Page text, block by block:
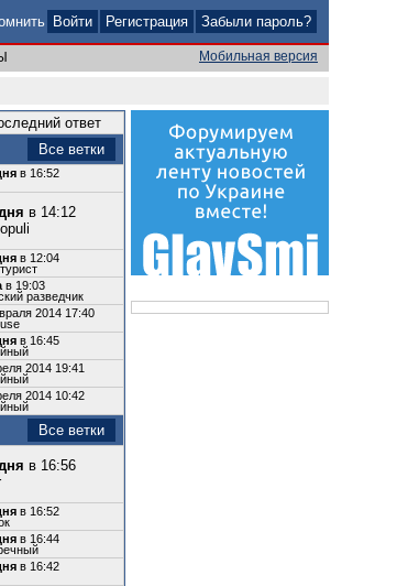
Регистрация Забыли пароль?
Мобильная версия
ответ
Все ветки
в 16:52
в 14:12
в 12:04
в 19:03
разведчик
2014 17:40
в 16:45
2014 19:41
2014 10:42
Все ветки
в 16:56
в 16:52
в 16:44
в 16:42